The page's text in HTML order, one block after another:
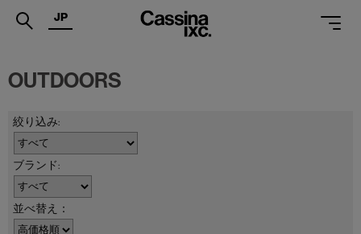
.
SERVICES
PROJECTS
MAGAZINE
SUPPORT
JP
OUTDOORS
並べ替え：